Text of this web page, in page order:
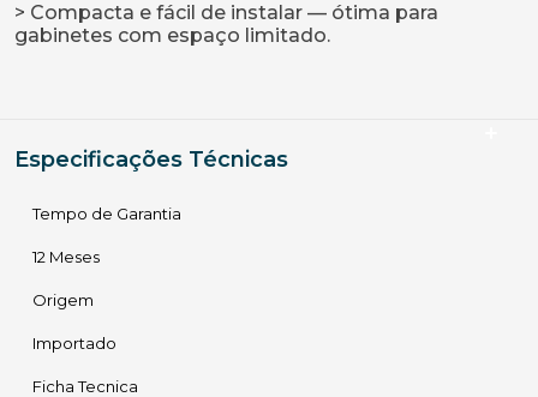
> Compacta e fácil de instalar — ótima para
gabinetes com espaço limitado.
Especificações Técnicas
Tempo de Garantia
12 Meses
Origem
Importado
Ficha Tecnica